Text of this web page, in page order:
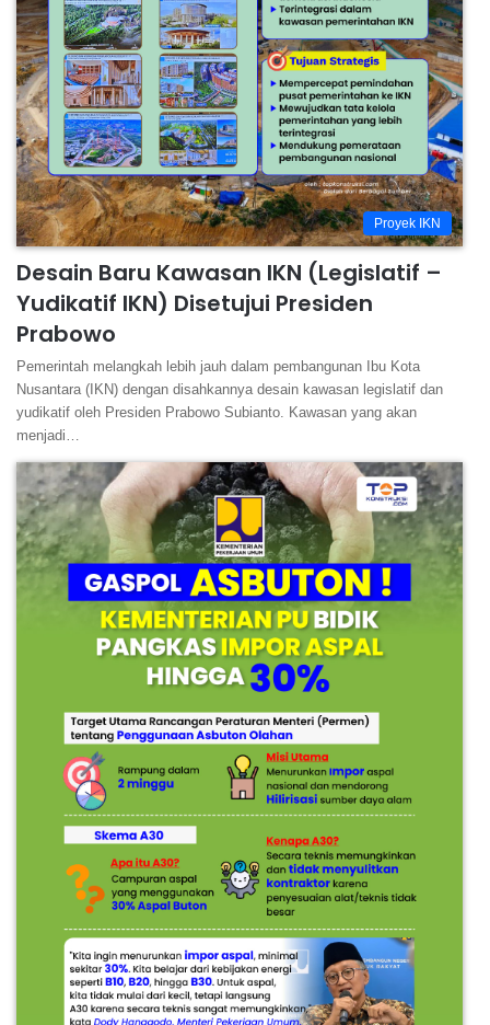
Proyek IKN
Desain Baru Kawasan IKN (Legislatif –
Yudikatif IKN) Disetujui Presiden
Prabowo
Pemerintah melangkah lebih jauh dalam pembangunan Ibu Kota
Nusantara (IKN) dengan disahkannya desain kawasan legislatif dan
yudikatif oleh Presiden Prabowo Subianto. Kawasan yang akan
menjadi…